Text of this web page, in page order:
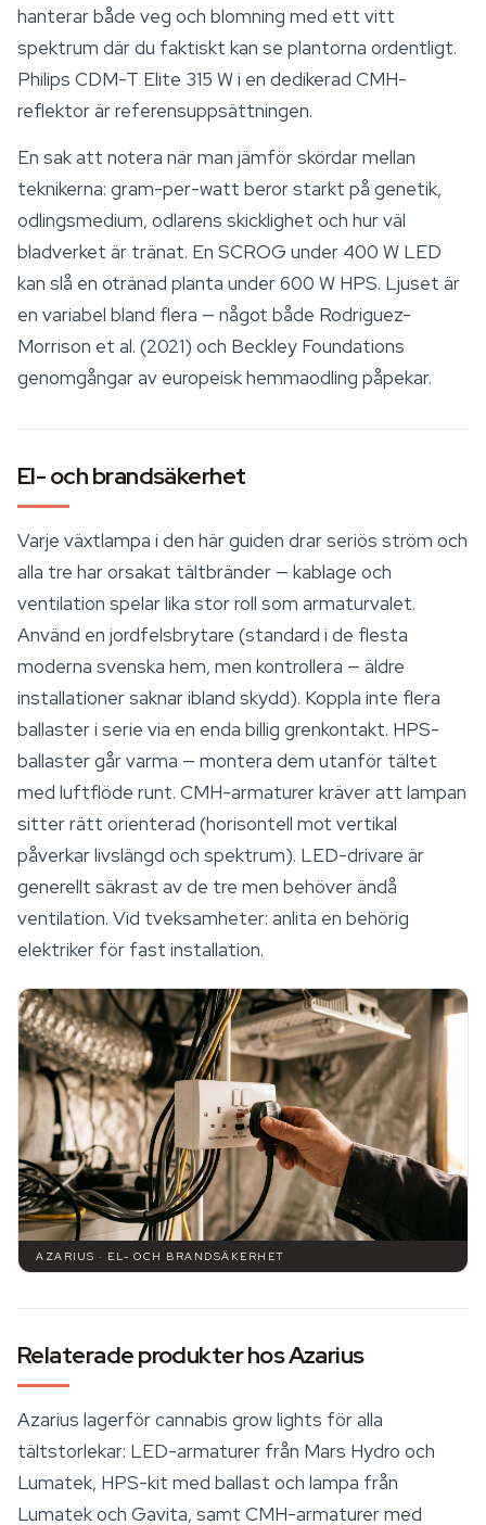
hanterar både veg och blomning med ett vitt
spektrum där du faktiskt kan se plantorna ordentligt.
Philips CDM-T Elite 315 W i en dedikerad CMH-
reflektor är referensuppsättningen.
En sak att notera när man jämför skördar mellan
teknikerna: gram-per-watt beror starkt på genetik,
odlingsmedium, odlarens skicklighet och hur väl
bladverket är tränat. En SCROG under 400 W LED
kan slå en otränad planta under 600 W HPS. Ljuset är
en variabel bland flera — något både Rodriguez-
Morrison et al. (2021) och Beckley Foundations
genomgångar av europeisk hemmaodling påpekar.
El- och brandsäkerhet
Varje växtlampa i den här guiden drar seriös ström och
alla tre har orsakat tältbränder — kablage och
ventilation spelar lika stor roll som armaturvalet.
Använd en jordfelsbrytare (standard i de flesta
moderna svenska hem, men kontrollera — äldre
installationer saknar ibland skydd). Koppla inte flera
ballaster i serie via en enda billig grenkontakt. HPS-
ballaster går varma — montera dem utanför tältet
med luftflöde runt. CMH-armaturer kräver att lampan
sitter rätt orienterad (horisontell mot vertikal
påverkar livslängd och spektrum). LED-drivare är
generellt säkrast av de tre men behöver ändå
ventilation. Vid tveksamheter: anlita en behörig
elektriker för fast installation.
AZARIUS · EL- OCH BRANDSÄKERHET
Relaterade produkter hos Azarius
Azarius lagerför cannabis grow lights för alla
tältstorlekar: LED-armaturer från Mars Hydro och
Lumatek, HPS-kit med ballast och lampa från
Lumatek och Gavita, samt CMH-armaturer med